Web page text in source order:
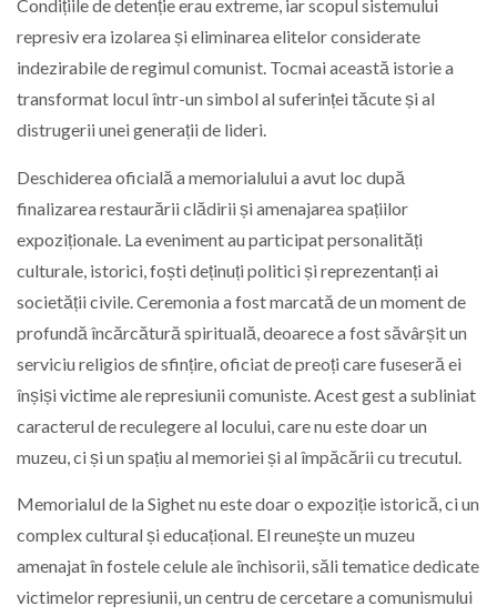
Condițiile de detenție erau extreme, iar scopul sistemului
represiv era izolarea și eliminarea elitelor considerate
indezirabile de regimul comunist. Tocmai această istorie a
transformat locul într-un simbol al suferinței tăcute și al
distrugerii unei generații de lideri.
Deschiderea oficială a memorialului a avut loc după
finalizarea restaurării clădirii și amenajarea spațiilor
expoziționale. La eveniment au participat personalități
culturale, istorici, foști deținuți politici și reprezentanți ai
societății civile. Ceremonia a fost marcată de un moment de
profundă încărcătură spirituală, deoarece a fost săvârșit un
serviciu religios de sfințire, oficiat de preoți care fuseseră ei
înșiși victime ale represiunii comuniste. Acest gest a subliniat
caracterul de reculegere al locului, care nu este doar un
muzeu, ci și un spațiu al memoriei și al împăcării cu trecutul.
Memorialul de la Sighet nu este doar o expoziție istorică, ci un
complex cultural și educațional. El reunește un muzeu
amenajat în fostele celule ale închisorii, săli tematice dedicate
victimelor represiunii, un centru de cercetare a comunismului